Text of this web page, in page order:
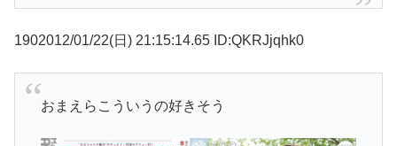
1902012/01/22(日) 21:15:14.65 ID:QKRJjqhk0
おまえらこういうの好きそう